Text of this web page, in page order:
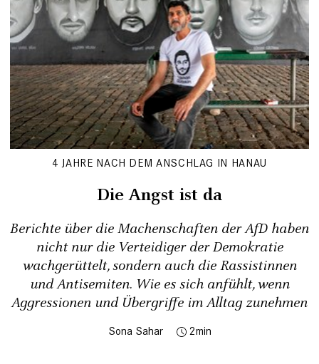
4 JAHRE NACH DEM ANSCHLAG IN HANAU
Die Angst ist da
Berichte über die Machenschaften der AfD haben
nicht nur die Verteidiger der Demokratie
wachgerüttelt, sondern auch die Rassistinnen
und Antisemiten. Wie es sich anfühlt, wenn
Aggressionen und Übergriffe im Alltag zunehmen
Sona Sahar 2